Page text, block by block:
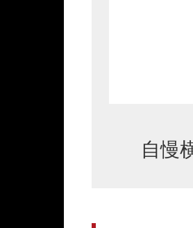
自慢